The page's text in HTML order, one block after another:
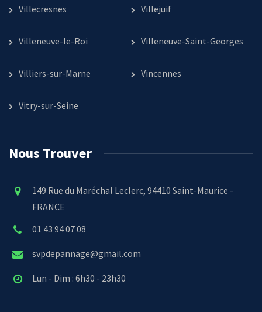
Villecresnes Villejuif
Villeneuve-le-Roi Villeneuve-Saint-Georges
Villiers-sur-Marne Vincennes
Vitry-sur-Seine
Nous Trouver
149 Rue du Maréchal Leclerc, 94410 Saint-Maurice -
FRANCE
01 43 94 07 08
svpdepannage@gmail.com
Lun - Dim : 6h30 - 23h30